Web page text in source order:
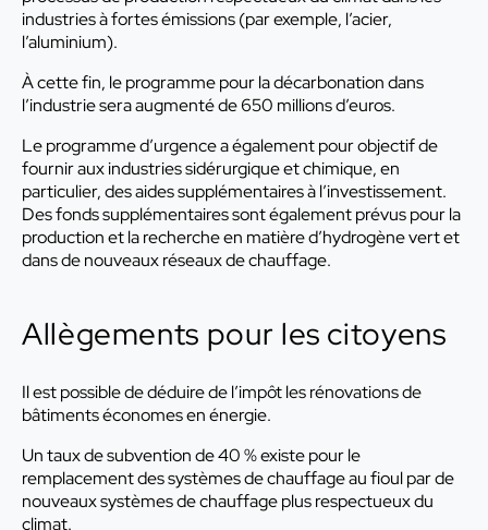
industries à fortes émissions (par exemple, l’acier,
l’aluminium).
À cette fin, le programme pour la décarbonation dans
l’industrie sera augmenté de 650 millions d’euros.
Le programme d’urgence a également pour objectif de
fournir aux industries sidérurgique et chimique, en
particulier, des aides supplémentaires à l’investissement.
Des fonds supplémentaires sont également prévus pour la
production et la recherche en matière d’hydrogène vert et
dans de nouveaux réseaux de chauffage.
Allègements pour les citoyens
Il est possible de déduire de l’impôt les rénovations de
bâtiments économes en énergie.
Un taux de subvention de 40 % existe pour le
remplacement des systèmes de chauffage au fioul par de
nouveaux systèmes de chauffage plus respectueux du
climat.